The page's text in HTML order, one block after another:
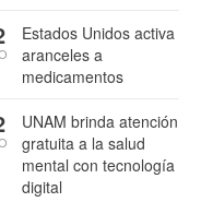
Estados Unidos activa
aranceles a
medicamentos
UNAM brinda atención
gratuita a la salud
mental con tecnología
digital